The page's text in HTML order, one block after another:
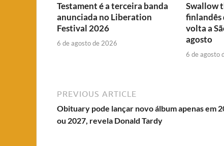
Testament é a terceira banda
anunciada no Liberation
Festival 2026
6 de agosto de 2026
Swallow
finlandês
volta a
agosto
6 de agosto
PREVIOUS ARTICLE
Obituary pode lançar novo álbum apenas em
ou 2027, revela Donald Tardy